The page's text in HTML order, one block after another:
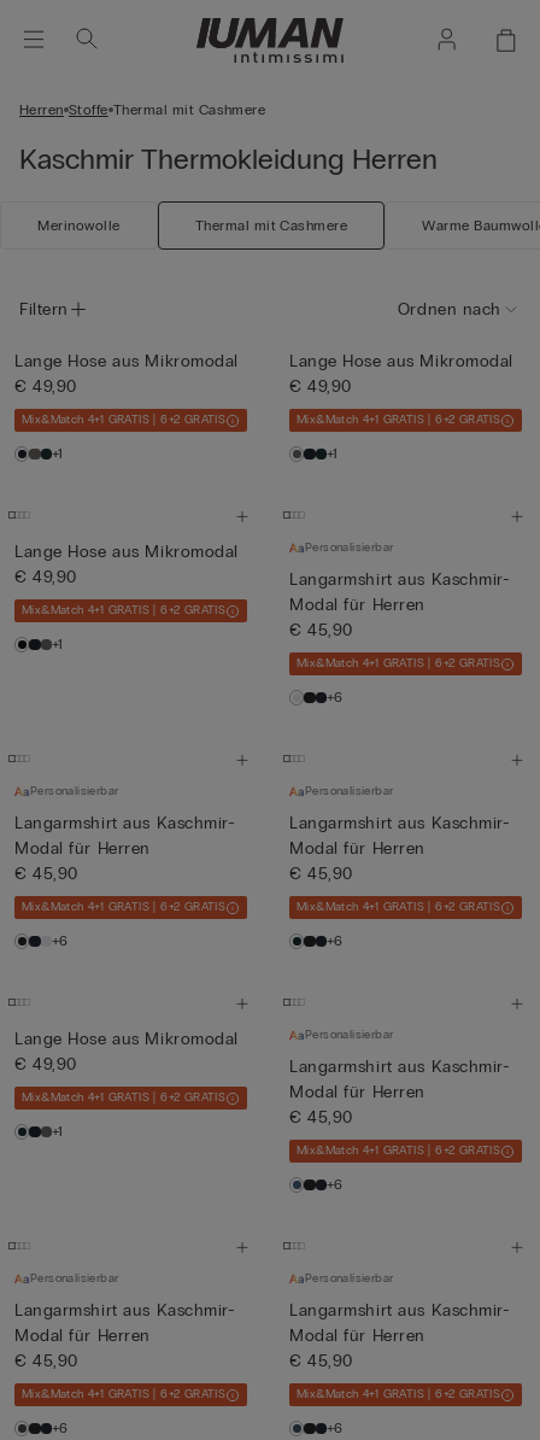
Herren Stoffe Thermal mit Cashmere
Kaschmir Thermokleidung Herren
Merinowolle Thermal mit Cashmere Warme
Filtern Ordnen nach
Lange Hose aus Mikromodal
€ 49,90
Mix&Match 4+1 GRATIS | 6+2 GRATIS
+1
Lange Hose aus Mikromodal
€ 49,90
Mix&Match 4+1 GRATIS | 6+2 GRATIS
+1
Lange Hose aus Mikromodal
€ 49,90
Mix&Match 4+1 GRATIS | 6+2 GRATIS
+1
Personalisierbar
Langarmshirt aus Kaschmir-
Modal für Herren
€ 45,90
Mix&Match 4+1 GRATIS | 6+2 GRATIS
+6
Personalisierbar
Langarmshirt aus Kaschmir-
Modal für Herren
€ 45,90
Mix&Match 4+1 GRATIS | 6+2 GRATIS
+6
Personalisierbar
Langarmshirt aus Kaschmir-
Modal für Herren
€ 45,90
Mix&Match 4+1 GRATIS | 6+2 GRATIS
+6
Lange Hose aus Mikromodal
€ 49,90
Mix&Match 4+1 GRATIS | 6+2 GRATIS
+1
Personalisierbar
Langarmshirt aus Kaschmir-
Modal für Herren
€ 45,90
Mix&Match 4+1 GRATIS | 6+2 GRATIS
+6
Personalisierbar
Langarmshirt aus Kaschmir-
Modal für Herren
€ 45,90
Mix&Match 4+1 GRATIS | 6+2 GRATIS
+6
Personalisierbar
Langarmshirt aus Kaschmir-
Modal für Herren
€ 45,90
Mix&Match 4+1 GRATIS | 6+2 GRATIS
+6